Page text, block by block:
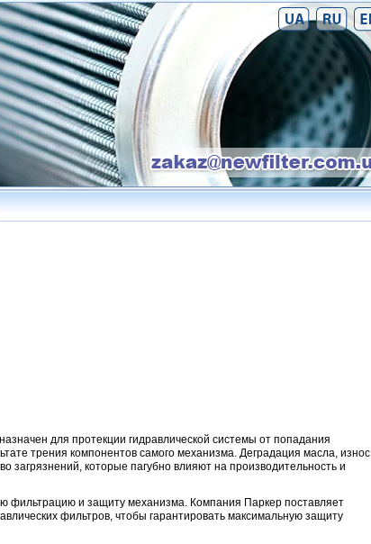
для протекции гидравлической системы от попадания
трения компонентов самого механизма. Деградация масла, износ
загрязнений, которые пагубно влияют на производительность и
фильтрацию и защиту механизма. Компания Паркер поставляет
фильтров, чтобы гарантировать максимальную защиту